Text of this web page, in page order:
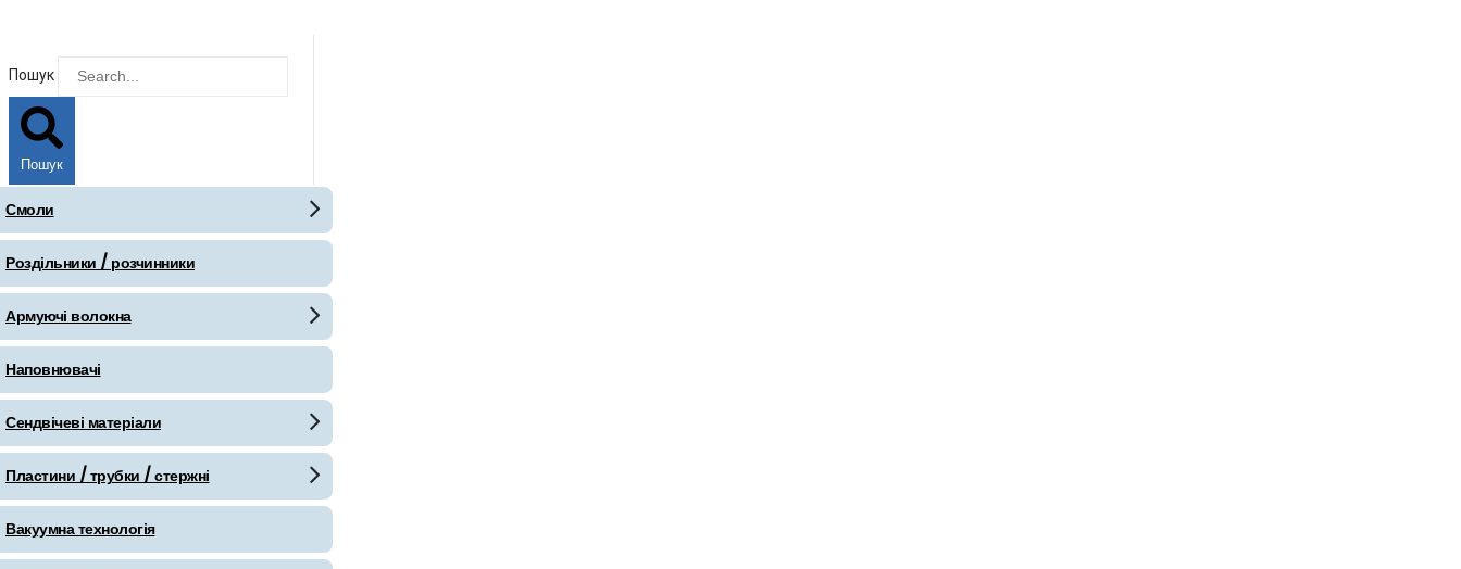
Пошук
Пошук
Смоли
Роздільники / розчинники
Армуючі волокна
Наповнювачі
Сендвічеві матеріали
Пластини / трубки / стержні
Вакуумна технологія